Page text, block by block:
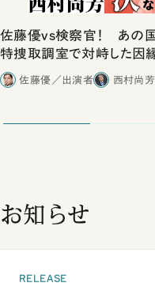
佐藤優vs検察官！ あの国
特捜取調室で対峙した因
合ったこと
佐藤優／出演者 西村尚
お知らせ
RELEASE